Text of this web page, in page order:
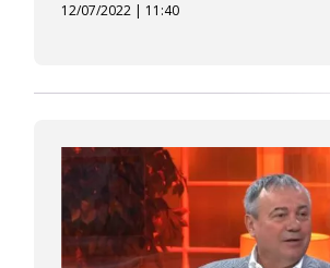
12/07/2022 | 11:40